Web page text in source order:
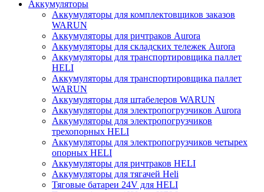
Аккумуляторы
Аккумуляторы для комплектовщиков заказов
WARUN
Аккумуляторы для ричтраков Aurora
Аккумуляторы для складских тележек Aurora
Аккумуляторы для транспортировщика паллет
HELI
Аккумуляторы для транспортировщика паллет
WARUN
Аккумуляторы для штабелеров WARUN
Аккумуляторы для электропогрузчиков Aurora
Аккумуляторы для электропогрузчиков
трехопорных HELI
Аккумуляторы для электропогрузчиков четырех
опорных HELI
Аккумуляторы для ричтраков HELI
Аккумуляторы для тягачей Heli
Тяговые батареи 24V для HELI